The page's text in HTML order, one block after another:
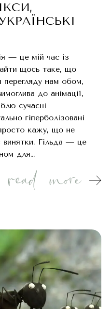
— це мій час із
щось таке, що
перегляду нам обом,
до анімації,
сучасні
гіперболізовані
кажу, що не
винятки. Гільда — це
для…